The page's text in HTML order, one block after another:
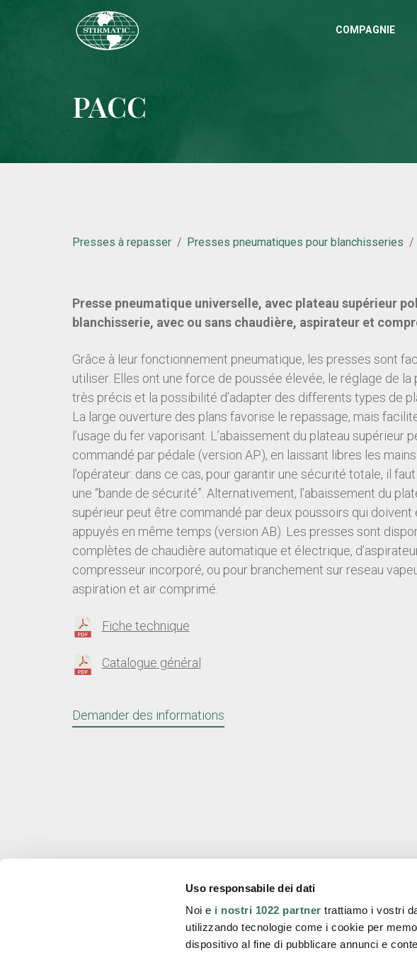
Uso responsabile dei dati
Noi e i nostri 1022 partner trattiamo i vostri
utilizzando tecnologie come i cookie per
dispositivo al fine di pubblicare annunci e
COMPAGNIE
PACC
Presses à repasser Presses pneumatiques pour blanchisseries
Presse pneumatique universelle, avec plateau supérieur
blanchisserie, avec ou sans chaudière, aspirateur et
Grâce à leur fonctionnement pneumatique, les presses sont
utiliser. Elles ont une force de poussée élevée, le réglage de la
très précis et la possibilité d’adapter des differents types de
La large ouverture des plans favorise le repassage, mais
l’usage du fer vaporisant. L’abaissement du plateau supérieur
commandé par pédale (version AP), en laissant libres les
l’opérateur: dans ce cas, pour garantir une sécurité totale, il
une “bande de sécurité”. Alternativement, l’abaissement du
supérieur peut être commandé par deux poussoirs qui doivent
appuyés en même temps (version AB). Les presses sont
complètes de chaudière automatique et électrique,
compresseur incorporé, ou pour branchement sur reseau
aspiration et air comprimé.
Fiche technique
Catalogue général
Demander des informations
Reg. BO n. 431685
R.E.A. n. 431685